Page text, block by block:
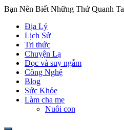
Bạn Nên Biết Những Thứ Quanh Ta
Địa Lý
Lịch Sử
Tri thức
Chuyện Lạ
Đọc và suy ngẫm
Công Nghệ
Blog
Sức Khỏe
Làm cha mẹ
Nuôi con